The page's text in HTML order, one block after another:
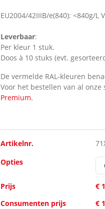
EU2004/42IIIB/e(840): <840g/L
Leverbaar:
Per kleur 1 stuk.
Doos à 10 stuks (evt.
De vermelde RAL-kleuren
Voor het bestellen van al
Premium.
Artikelnr.
Opties
Prijs €
Consumenten prijs €